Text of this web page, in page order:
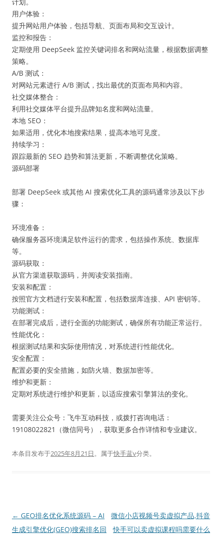
计划。
用户体验：
提升网站用户体验，包括导航、页面布局和交互设计。
监控和报告：
定期使用 DeepSeek 监控关键词排名和网站流量，根据数据调整
策略。
A/B 测试：
对网站元素进行 A/B 测试，找出最优的页面布局和内容。
社交媒体整合：
利用社交媒体平台提升品牌知名度和网站流量。
本地 SEO：
如果适用，优化本地搜索结果，提高本地可见度。
持续学习：
跟踪最新的 SEO 趋势和算法更新，不断调整优化策略。
源码部署
部署 DeepSeek 或其他 AI 搜索优化工具的源码通常涉及以下步
骤：
环境准备：
确保服务器环境满足软件运行的需求，包括操作系统、数据库
等。
源码获取：
从官方渠道获取源码，并阅读安装指南。
安装和配置：
按照官方文档进行安装和配置，包括数据库连接、API 密钥等。
功能测试：
在部署完成后，进行全面的功能测试，确保所有功能正常运行。
性能优化：
根据测试结果和实际使用情况，对系统进行性能优化。
安全配置：
配置必要的安全措施，如防火墙、数据加密等。
维护和更新：
定期对系统进行维护和更新，以适应搜索引擎算法的变化。
需要关注公众号：飞牛互动科技，或拨打咨询电话：
19108022821（微信同号），获取更多合作详情和专业建议。
本条目发布于2025年8月21日。属于快手蓝v分类。
文
章
← GEO排名优化系统源码 – AI
生成引擎优化(GEO)搜索排名回
微信小店视频号卖虚拟产品,抖音
快手可以卖虚拟课程吗需要什么